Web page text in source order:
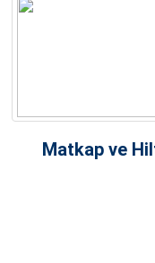
Matkap ve